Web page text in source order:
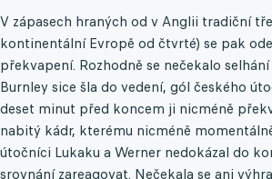
V zápasech hraných od v Anglii tradiční
kontinentální Evropě od čtvrté) se pak
překvapení. Rozhodně se nečekalo
Burnley sice šla do vedení, gól českého
deset minut před koncem ji nicméně
nabitý kádr, kterému nicméně
útočníci Lukaku a Werner nedokázal do
srovnání zareagovat. Nečekala se ani